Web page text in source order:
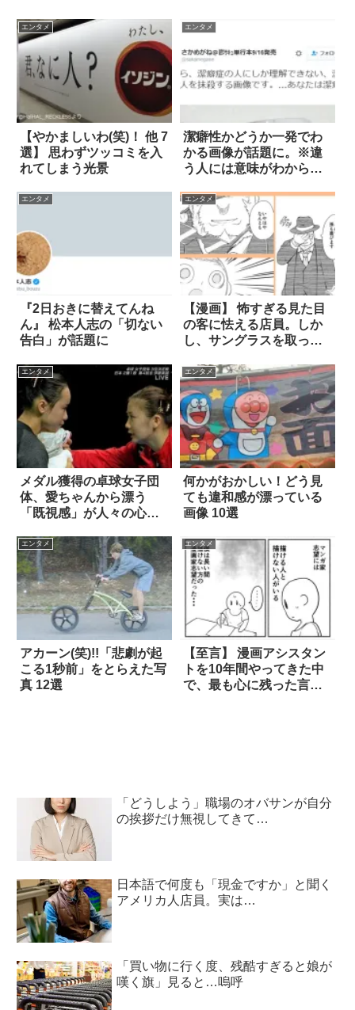
エンタメ
【やかましいわ(笑)！ 他 7
選】 思わずツッコミを入
れてしまう光景
エンタメ
潔癖性かどうか一発でわ
かる画像が話題に。※違
う人には意味がわからな
エンタメ
『2日おきに替えてんね
ん』 松本人志の「切ない
告白」が話題に
エンタメ
【漫画】 怖すぎる見た目
の客に怯える店員。しか
し、サングラスを取った
エンタメ
メダル獲得の卓球女子団
体、愛ちゃんから漂う
「既視感」が人々の心を
エンタメ
何かがおかしい！どう見
ても違和感が漂っている
画像 10選
エンタメ
アカーン(笑)!!「悲劇が起
こる1秒前」をとらえた写
真 12選
エンタメ
【至言】 漫画アシスタン
トを10年間やってきた中
で、最も心に残った言葉
「どうしよう」職場のオバサンが自分
の挨拶だけ無視してきて…
日本語で何度も「現金ですか」と聞く
アメリカ人店員。実は…
「買い物に行く度、残酷すぎると娘が
嘆く旗」見ると…嗚呼